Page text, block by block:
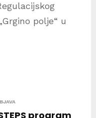
polje“ u
program